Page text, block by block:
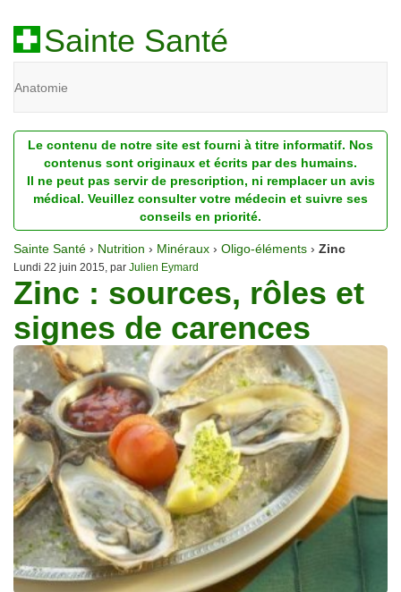
Sainte Santé
Anatomie
Diagnostic
Dossiers
Homéopathie
Nutrition
Pathologie
Psychologie
Recherches
Traitements
Le contenu de notre site est fourni à titre informatif. Nos
contenus sont originaux et écrits par des humains.
Il ne peut pas servir de prescription, ni remplacer un avis
médical. Veuillez consulter votre médecin et suivre ses
conseils en priorité.
Sainte Santé › Nutrition › Minéraux › Oligo-éléments › Zinc
Lundi 22 juin 2015, par Julien Eymard
Zinc : sources, rôles et
signes de carences